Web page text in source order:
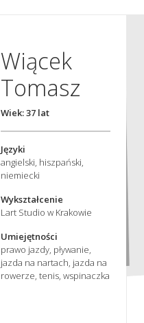
Wiącek
Tomasz
Wiek: 37 lat
Języki
angielski, hiszpański,
niemiecki
Wykształcenie
Lart Studio w Krakowie
Umiejętności
prawo jazdy, pływanie,
jazda na nartach, jazda na
rowerze, tenis, wspinaczka